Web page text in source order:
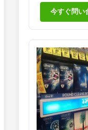
今すぐ問い